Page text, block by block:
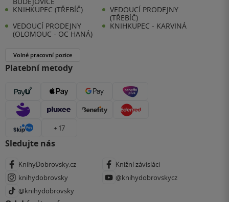
KNIHKUPEC (TŘEBÍČ)
VEDOUCÍ PRODEJNY
(TŘEBÍČ)
VEDOUCÍ PRODEJNY
(OLOMOUC - OC HANÁ)
KNIHKUPEC - KARVINÁ
Volné pracovní pozice
Platební metody
+ 17
Sledujte nás
KnihyDobrovsky.cz
Knižní závisláci
knihydobrovsky
@knihydobrovskycz
@knihydobrovsky